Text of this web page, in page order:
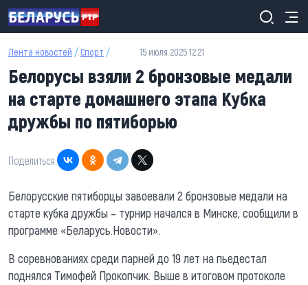
Перейти к основному содержанию
Лента новостей / Спорт / 15 июля 2025 12:21
Белорусы взяли 2 бронзовые медали
на старте домашнего этапа Кубка
дружбы по пятиборью
Поделиться:
Белорусские пятиборцы завоевали 2 бронзовые медали на
старте кубка дружбы – турнир начался в Минске, сообщили в
программе «Беларусь.Новости».
В соревнованиях среди парней до 19 лет на пьедестал
поднялся Тимофей Прокопчик. Выше в итоговом протоколе